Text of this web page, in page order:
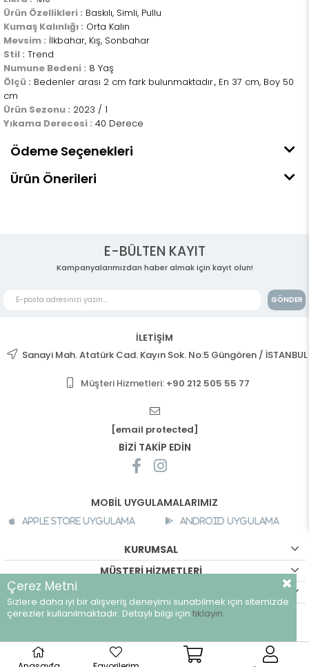
Ürün Özellikleri : Baskılı, Simli, Pullu
Kumaş Kalınlığı : Orta Kalın
Mevsim : İlkbahar, Kış, Sonbahar
Stil : Trend
Numune Bedeni : 8 Yaş
Ölçü : Bedenler arası 2 cm fark bulunmaktadır., En 37 cm, Boy 50
cm
Ürün Sezonu : 2023 / 1
Yıkama Derecesi : 40 Derece
Ödeme Seçenekleri
Ürün Önerileri
E-BÜLTEN KAYIT
Kampanyalarımızdan haber almak için kayıt olun!
GÖNDER
İLETİŞİM
Sanayi Mah. Atatürk Cad. Kayın Sok. No:5 Güngören / İSTANBUL
Müşteri Hizmetleri: +90 212 505 55 77
[email protected]
BİZİ TAKİP EDİN
MOBİL UYGULAMALARIMIZ
Apple Store Uygulama Android Uygulama
KURUMSAL
MÜŞTERİ HİZMETLERİ
©breeze.com.tr - Tüm hakları saklıdır.
Çerez Metni
Sizlere daha iyi bir alışveriş deneyimi sunabilmek için sitemizde
çerezler kullanılmaktadır. Detaylı bilgi için tıklayın